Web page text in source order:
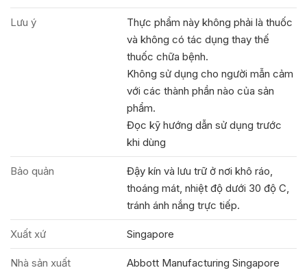
Lưu ý
Thực phẩm này không phải là thuốc
và không có tác dụng thay thế
thuốc chữa bệnh.
Không sử dụng cho người mẫn cảm
với các thành phần nào của sản
phẩm.
Đọc kỹ hướng dẫn sử dụng trước
khi dùng
Bảo quản
Đậy kín và lưu trữ ở nơi khô ráo,
thoáng mát, nhiệt độ dưới 30 độ C,
tránh ánh nắng trực tiếp.
Xuất xứ Singapore
Nhà sản xuất
Abbott Manufacturing Singapore